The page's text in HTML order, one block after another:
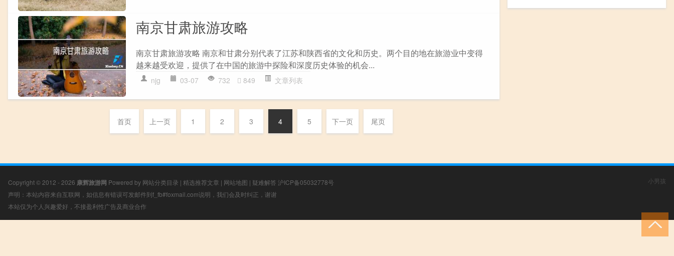
南京甘肃旅游攻略
南京甘肃旅游攻略 南京和甘肃分别代表了江苏和陕西省的文化和历史。两个目的地在旅游业中变得
越来越受欢迎，提供了在中国的旅游中探险和深度历史体验的机会...
njg 03-07 732 849 文章列表
首页 上一页 1 2 3 4 5 下一页 尾页
Copyright © 2012 - 2026 康辉旅游网 Powered by 网站分类目录 | 精选推荐文章 | 网站地图 | 疑难解答 沪ICP备05032778号
声明：本站内容来自互联网，如信息有错误可发邮件到f_fb#foxmail.com说明，我们会及时纠正，谢谢
本站仅为个人兴趣爱好，不接盈利性广告及商业合作
小男孩